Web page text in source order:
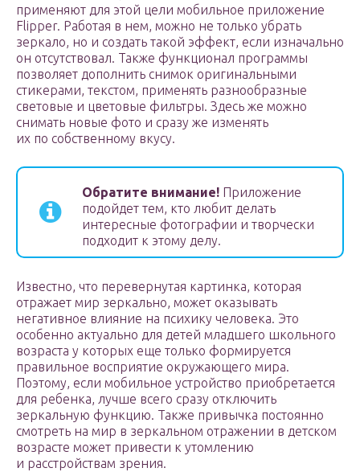
применяют для этой цели мобильное приложение
Flipper. Работая в нем, можно не только убрать
зеркало, но и создать такой эффект, если изначально
он отсутствовал. Также функционал программы
позволяет дополнить снимок оригинальными
стикерами, текстом, применять разнообразные
световые и цветовые фильтры. Здесь же можно
снимать новые фото и сразу же изменять
их по собственному вкусу.
Обратите внимание! Приложение
подойдет тем, кто любит делать
интересные фотографии и творчески
подходит к этому делу.
Известно, что перевернутая картинка, которая
отражает мир зеркально, может оказывать
негативное влияние на психику человека. Это
особенно актуально для детей младшего школьного
возраста у которых еще только формируется
правильное восприятие окружающего мира.
Поэтому, если мобильное устройство приобретается
для ребенка, лучше всего сразу отключить
зеркальную функцию. Также привычка постоянно
смотреть на мир в зеркальном отражении в детском
возрасте может привести к утомлению
и расстройствам зрения.